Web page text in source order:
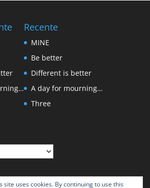
Recente
MINE
Be better
Different is better
A day for mourning…
Three
site uses cookies. By continuing to use this